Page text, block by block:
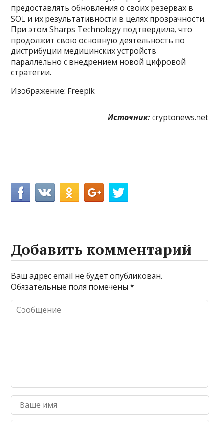
предоставлять обновления о своих резервах в
SOL и их результативности в целях прозрачности.
При этом Sharps Technology подтвердила, что
продолжит свою основную деятельность по
дистрибуции медицинских устройств
параллельно с внедрением новой цифровой
стратегии.
Изображение: Freepik
Источник: cryptonews.net
Добавить комментарий
Ваш адрес email не будет опубликован.
Обязательные поля помечены*